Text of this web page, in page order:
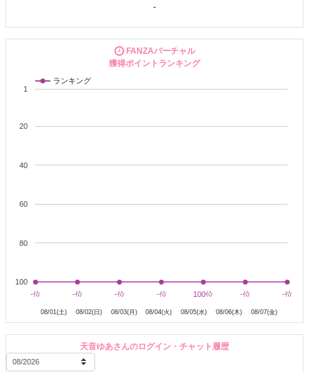
-
退出時またねって言いあいたいです♪
-
属性＊
〇のぞきさんがいる時は2ショ移動は×
(予約の方がいる場合は除く)
〇他の方の退出要請
FANZAバーチャル
獲得ポイントランキング
ランキング
8月5日
1
20
40
60
80
100
-位
-位 -位
-位 -位
-位 -位
-位 100位
100位 -位
-位 -位
-位
08/01(土) 08/02(日) 08/03(月) 08/04(火) 08/05(水) 08/06(木) 08/07(金)
天音ゆあさんのログイン・チャット履歴